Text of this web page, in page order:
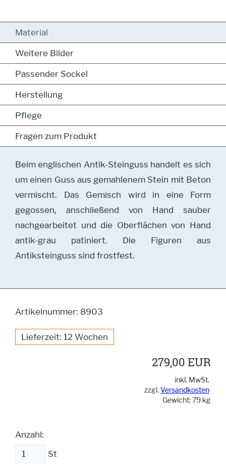
Material
Weitere Bilder
Passender Sockel
Herstellung
Pflege
Fragen zum Produkt
Beim englischen Antik-Steinguss handelt es sich
um einen Guss aus gemahlenem Stein mit Beton
vermischt. Das Gemisch wird in eine Form
gegossen, anschließend von Hand sauber
nachgearbeitet und die Oberflächen von Hand
antik-grau patiniert. Die Figuren aus
Antiksteinguss sind frostfest.
Artikelnummer: 8903
Lieferzeit: 12 Wochen
279,00 EUR
inkl. MwSt.
zzgl.Versandkosten
Gewicht: 79 kg
Anzahl:
St